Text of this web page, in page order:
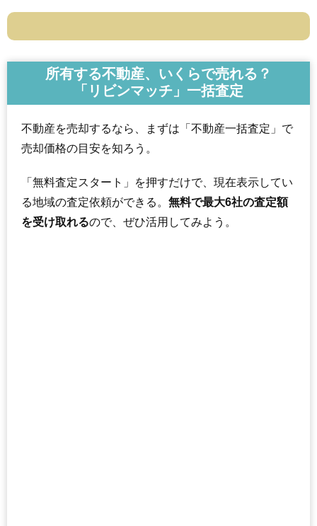
所有する不動産、いくらで売れる？
「リビンマッチ」一括査定
不動産を売却するなら、まずは「不動産一括査定」で
売却価格の目安を知ろう。
「無料査定スタート」を押すだけで、現在表示してい
る地域の査定依頼ができる。 無料で最大6社の査定額
を受け取れるので、ぜひ活用してみよう。